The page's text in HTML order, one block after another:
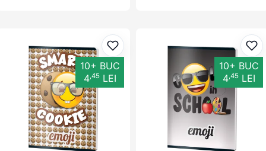
Adaugă la favorite
10+ BUC
4,45LEI
10+ BUC
4,45LEI